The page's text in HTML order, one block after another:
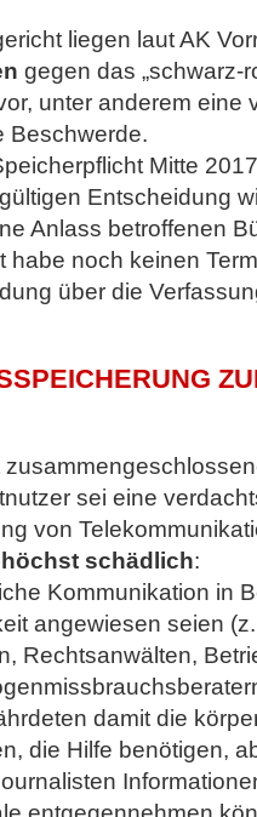
liegen laut AK
gegen das „schwarz-
unter anderem eine
Beschwerde.
Mitte
Entscheidung
Anlass betroffenen
noch keinen
über die
sei eine
von
höchst schädlich:
Kommunikation in
angewiesen seien
Rechtsanwälten,
damit die
die Hilfe benötigen,